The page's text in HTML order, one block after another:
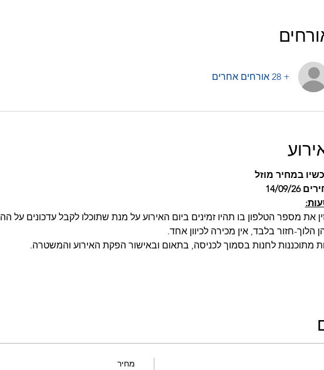
+ 28 אורחים אחרים
במחיר מוזל
09/26
את מספר הטלפון בו תהיו זמינים ביום האירוע על מנת שתוכלו לקבל עדכונים על
הלוך-חזור בלבד, אין מכירה לכיוון אחד.
מתוכננות לחנות בסמוך לכניסה, בתאום ובאישור הפקת האירוע והמשטרה.
מחיר